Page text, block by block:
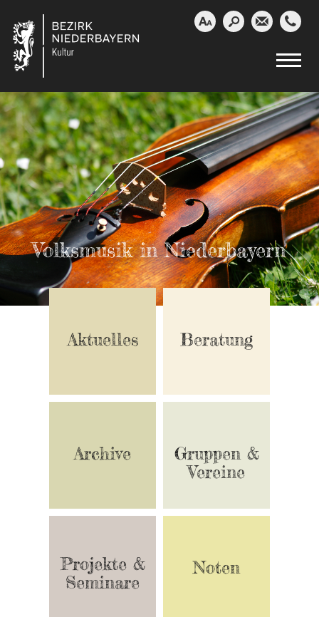
   
Volksmusik in Niederbayern
Aktuelles Beratung
Archive
Gruppen &
Vereine
Projekte &
Seminare
Noten